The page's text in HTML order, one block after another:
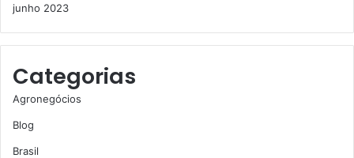
junho 2023
Categorias
Agronegócios
Blog
Brasil